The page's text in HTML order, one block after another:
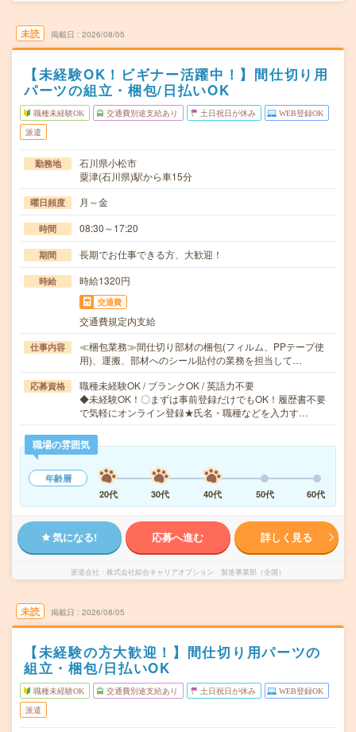
未読 掲載日 2026/08/05
【未経験OK！ビギナー活躍中！】間仕切り用
パーツの組立・梱包/日払いOK
職種未経験OK 交通費別途支給あり 土日祝日が休み WEB登録OK
派遣
勤務地
石川県小松市
粟津(石川県)駅から車15分
曜日頻度 月～金
時間 08:30～17:20
期間 長期でお仕事できる方、大歓迎！
時給 時給1320円
交通費
交通費規定内支給
仕事内容
≪梱包業務≫間仕切り部材の梱包(フィルム、PPテープ使
用)、運搬、部材へのシール貼付の業務を担当して…
応募資格
職種未経験OK / ブランクOK / 英語力不要
◆未経験OK！〇まずは事前登録だけでもOK！履歴書不要
で気軽にオンライン登録★氏名・職種などを入力す…
職場の雰囲気
年齢層
20代
30代 40代 50代 60代
気になる! 応募へ進む 詳しく見る
派遣会社 株式会社綜合キャリアオプション 製造事業部（全国）
未読 掲載日 2026/08/05
【未経験の方大歓迎！】間仕切り用パーツの
組立・梱包/日払いOK
職種未経験OK 交通費別途支給あり 土日祝日が休み WEB登録OK
派遣